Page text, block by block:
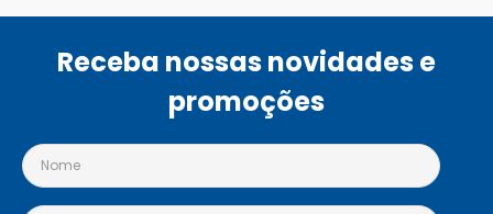
Receba nossas novidades e
promoções